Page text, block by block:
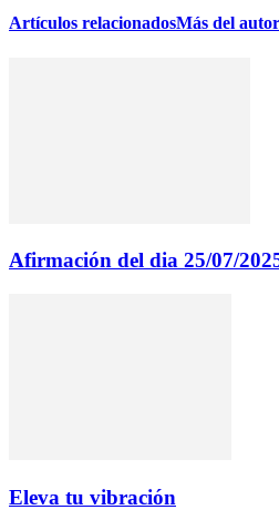
Artículos relacionadosMás del autor
Afirmación del dia 25/07/
Eleva tu vibración